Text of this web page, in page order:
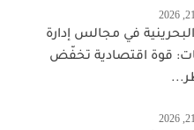
البحرينية في مجالس إدارة
قوة اقتصادية تخفّض